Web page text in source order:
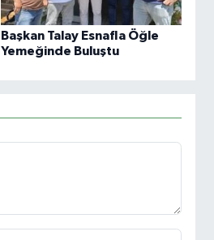
Başkan Talay Esnafla Öğle
Yemeğinde Buluştu